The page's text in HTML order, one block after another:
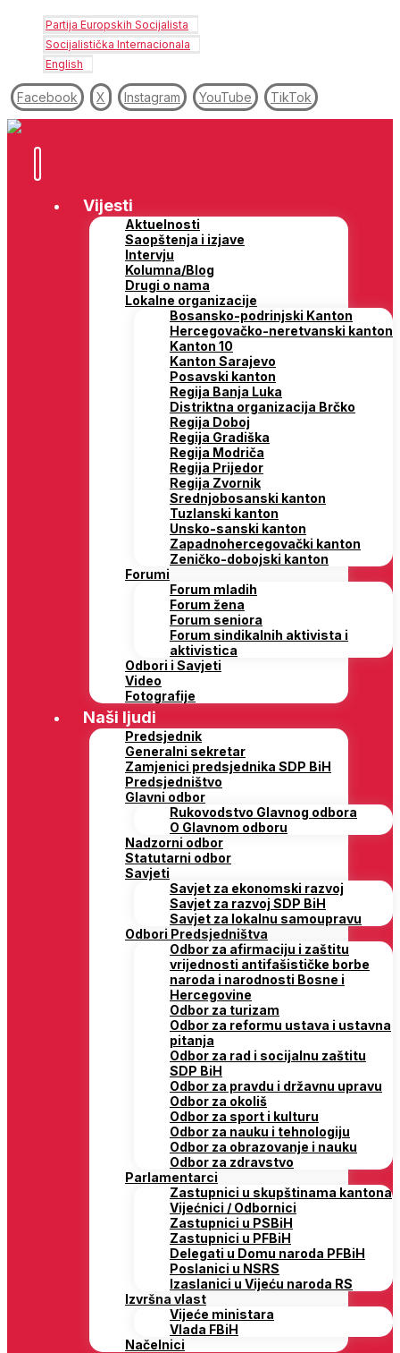
Partija Europskih Socijalista
Socijalistička Internacionala
English
Facebook X Instagram YouTube TikTok
Vijesti
Aktuelnosti
Saopštenja i izjave
Intervju
Kolumna/Blog
Drugi o nama
Lokalne organizacije
Bosansko-podrinjski Kanton
Hercegovačko-neretvanski kanton
Kanton 10
Kanton Sarajevo
Posavski kanton
Regija Banja Luka
Distriktna organizacija Brčko
Regija Doboj
Regija Gradiška
Regija Modriča
Regija Prijedor
Regija Zvornik
Srednjobosanski kanton
Tuzlanski kanton
Unsko-sanski kanton
Zapadnohercegovački kanton
Zeničko-dobojski kanton
Forumi
Forum mladih
Forum žena
Forum seniora
Forum sindikalnih aktivista i
aktivistica
Odbori i Savjeti
Video
Fotografije
Naši ljudi
Predsjednik
Generalni sekretar
Zamjenici predsjednika SDP BiH
Predsjedništvo
Glavni odbor
Rukovodstvo Glavnog odbora
O Glavnom odboru
Nadzorni odbor
Statutarni odbor
Savjeti
Savjet za ekonomski razvoj
Savjet za razvoj SDP BiH
Savjet za lokalnu samoupravu
Odbori Predsjedništva
Odbor za afirmaciju i zaštitu
vrijednosti antifašističke borbe
naroda i narodnosti Bosne i
Hercegovine
Odbor za turizam
Odbor za reformu ustava i ustavna
pitanja
Odbor za rad i socijalnu zaštitu
SDP BiH
Odbor za pravdu i državnu upravu
Odbor za okoliš
Odbor za sport i kulturu
Odbor za nauku i tehnologiju
Odbor za obrazovanje i nauku
Odbor za zdravstvo
Parlamentarci
Zastupnici u skupštinama kantona
Vijećnici / Odbornici
Zastupnici u PSBiH
Zastupnici u PFBiH
Delegati u Domu naroda PFBiH
Poslanici u NSRS
Izaslanici u Vijeću naroda RS
Izvršna vlast
Vijeće ministara
Vlada FBiH
Načelnici